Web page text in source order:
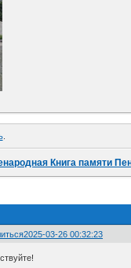
.
Книга памяти
2025-03-26 00:32:23